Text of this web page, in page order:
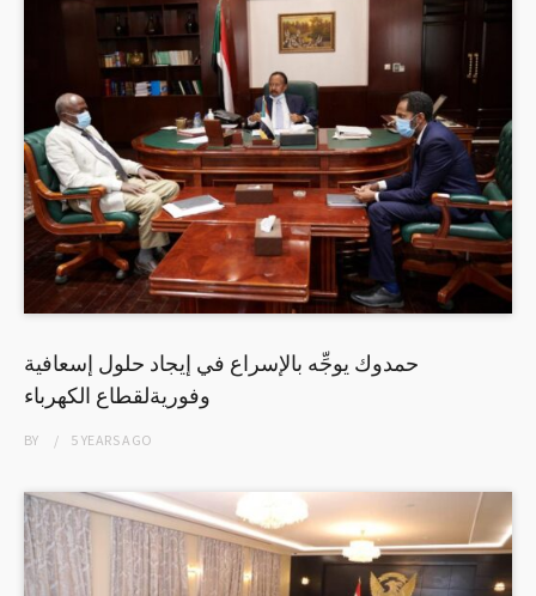
حمدوك يوجِّه بالإسراع في إيجاد حلول إسعافية
وفوريةلقطاع الكهرباء
BY 5 YEARSAGO